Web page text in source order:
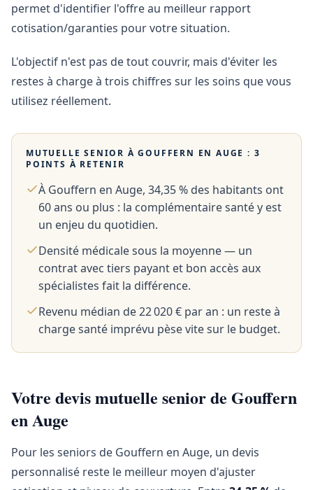
permet d'identifier l'offre au meilleur rapport
cotisation/garanties pour votre situation.
L'objectif n'est pas de tout couvrir, mais d'éviter les
restes à charge à trois chiffres sur les soins que vous
utilisez réellement.
MUTUELLE SENIOR ÀGOUFFERN EN AUGE : 3
POINTS À RETENIR
À Gouffern en Auge, 34,35 % des habitants ont
60 ans ou plus : la complémentaire santé y est
un enjeu du quotidien.
Densité médicale sous la moyenne — un
contrat avec tiers payant et bon accès aux
spécialistes fait la différence.
Revenu médian de 22 020 € par an : un reste à
charge santé imprévu pèse vite sur le budget.
Votre devis mutuelle senior de Gouffern
en Auge
Pour les seniors de Gouffern en Auge, un devis
personnalisé reste le meilleur moyen d'ajuster